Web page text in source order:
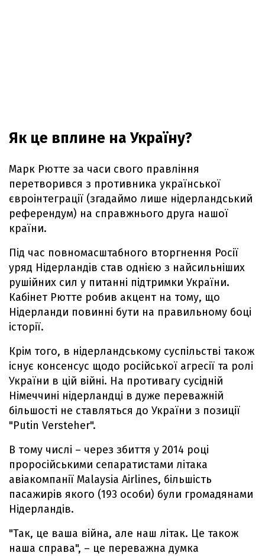
Як це вплине на Україну?
Марк Рютте за часи свого правління
перетворився з противника української
євроінтеграції (згадаймо лише нідерландський
референдум) на справжнього друга нашої
країни.
Під час повномасштабного вторгнення Росії
уряд Нідерландів став однією з найсильніших
рушійних сил у питанні підтримки України.
Кабінет Рютте робив акцент на тому, що
Нідерланди повинні бути на правильному боці
історії.
Крім того, в нідерландському суспільстві також
існує консенсус щодо російської агресії та ролі
України в цій війні. На противагу сусідній
Німеччині нідерландці в дуже переважній
більшості не ставляться до України з позиції
"Putin Versteher".
В тому числі – через збиття у 2014 році
проросійськими сепаратистами літака
авіакомпанії Malaysia Airlines, більшість
пасажирів якого (193 особи) були громадянами
Нідерландів.
"Так, це ваша війна, але наш літак. Це також
наша справа", – це переважна думка